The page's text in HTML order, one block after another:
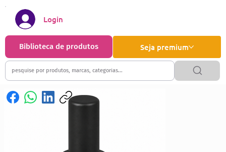
Seja premium
Biblioteca de produtos
Login